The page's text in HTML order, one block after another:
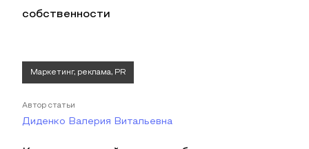
собственности
Маркетинг, реклама, PR
Автор статьи
Диденко Валерия Витальевна